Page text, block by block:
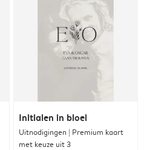
Initialen in bloei
Uitnodigingen | Premium kaart
met keuze uit 3